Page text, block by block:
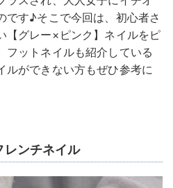
です♪そこで今回は、初心者さ
【グレー×ピンク】ネイルをピ
フットネイルも紹介している
ルができない方もぜひ参考に
ンチネイル